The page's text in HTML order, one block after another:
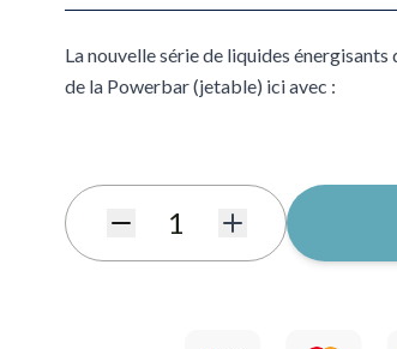
La nouvelle série de liquides
de la Powerbar (jetable) ici avec :
Quantité